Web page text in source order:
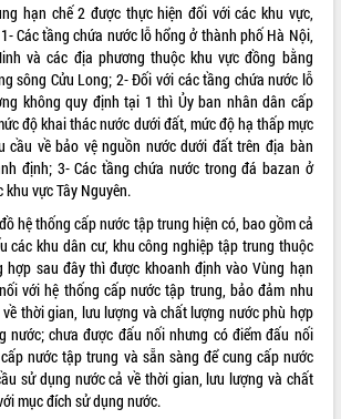
phát.
hạn chế 2 được thực hiện đối với các khu vực,
Các tầng chứa nước lỗ hổng ở thành phố Hà Nội,
và các địa phương thuộc khu vực đồng bằng
sông Cửu Long; 2- Đối với các tầng chứa nước lỗ
không quy định tại 1 thì Ủy ban nhân dân cấp
độ khai thác nước dưới đất, mức độ hạ thấp mực
cầu về bảo vệ nguồn nước dưới đất trên địa bàn
định; 3- Các tầng chứa nước trong đá bazan ở
vực Tây Nguyên.
hệ thống cấp nước tập trung hiện có, bao gồm cả
các khu dân cư, khu công nghiệp tập trung thuộc
hợp sau đây thì được khoanh định vào Vùng hạn
với hệ thống cấp nước tập trung, bảo đảm nhu
thời gian, lưu lượng và chất lượng nước phù hợp
nước; chưa được đấu nối nhưng có điểm đấu nối
nước tập trung và sẵn sàng để cung cấp nước
sử dụng nước cả về thời gian, lưu lượng và chất
mục đích sử dụng nước.